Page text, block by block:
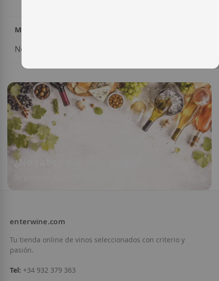
Mi lista de deseos
No tiene ningún elemento en su lista de deseos.
¿No sabes qué vino elegir?
enterwine.com
Tu tienda online de vinos seleccionados con criterio y
pasión.
Tel: +34 932 379 363